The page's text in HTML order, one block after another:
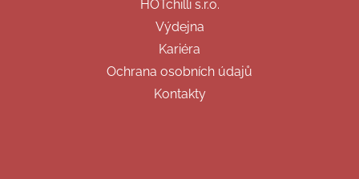
HOTchilli s.r.o.
Výdejna
Kariéra
Ochrana osobních údajů
Kontakty